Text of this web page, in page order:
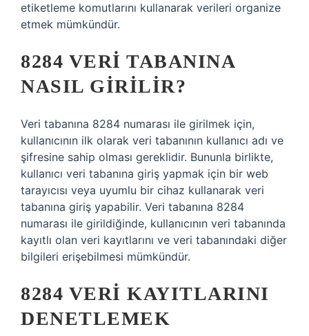
etiketleme komutlarını kullanarak verileri organize
etmek mümkündür.
8284 VERI TABANINA
NASIL GIRILIR?
Veri tabanına 8284 numarası ile girilmek için,
kullanıcının ilk olarak veri tabanının kullanıcı adı ve
şifresine sahip olması gereklidir. Bununla birlikte,
kullanıcı veri tabanına giriş yapmak için bir web
tarayıcısı veya uyumlu bir cihaz kullanarak veri
tabanına giriş yapabilir. Veri tabanına 8284
numarası ile girildiğinde, kullanıcının veri tabanında
kayıtlı olan veri kayıtlarını ve veri tabanındaki diğer
bilgileri erişebilmesi mümkündür.
8284 VERI KAYITLARINI
DENETLEMEK